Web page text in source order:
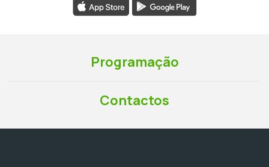
Programação
Contactos